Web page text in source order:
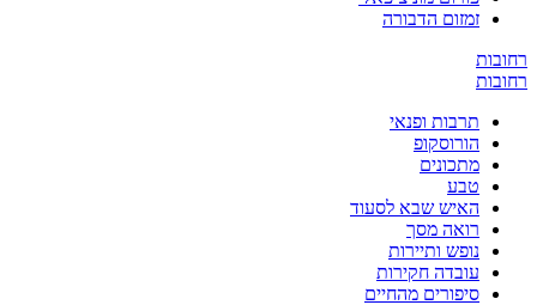
זמזום הדבורה
תרבות ופנאי
הורוסקופ
מתכונים
טבע
האיש שבא לסעוד
רואה מסך
נופש ותיירות
עובדה חקירות
סיפורים מהחיים